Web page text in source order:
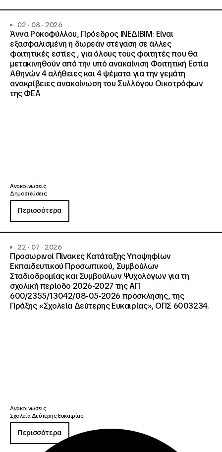
02 · 08 · 2026
Άννα Ροκοφύλλου, Πρόεδρος ΙΝΕΔΙΒΙΜ: Είναι
εξασφαλισμένη η δωρεάν στέγαση σε άλλες
φοιτητικές εστίες , για όλους τους φοιτητές που θα
μετακινηθούν από την υπό ανακαίνιση Φοιτητική Εστία
Αθηνών 4 αλήθειες και 4 ψέματα για την γεμάτη
ανακρίβειες ανακοίνωση του Συλλόγου Οικοτρόφων
της ΦΕΑ
Ανακοινώσεις
Δημοσιεύσεις
Περισσότερα
22 · 07 · 2026
Προσωρινοί Πίνακες Κατάταξης Υποψηφίων
Εκπαιδευτικού Προσωπικού, Συμβούλων
Σταδιοδρομίας και Συμβούλων Ψυχολόγων για τη
σχολική περίοδο 2026-2027 της ΑΠ
600/2355/13042/08-05-2026 πρόσκλησης, της
Πράξης «Σχολεία Δεύτερης Ευκαιρίας», ΟΠΣ 6003234.
Ανακοινώσεις
Σχολεία Δεύτερης Ευκαιρίας
Περισσότερα